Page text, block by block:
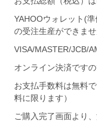
YAHOOウォレット(
の受注生産ができませ
VISA/MASTER/JCB/
オンライン決済です
お支払手数料は無料
料に限ります）
ご購入完了画面より